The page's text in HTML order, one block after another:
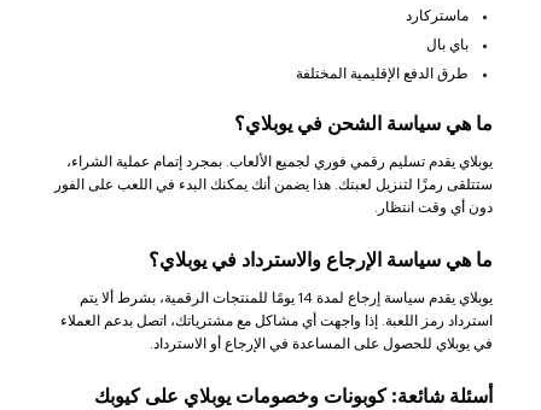
ماستركارد
باي بال
طرق الدفع الإقليمية المختلفة
ما هي سياسة الشحن في يوبلاي؟
يوبلاي يقدم تسليم رقمي فوري لجميع الألعاب. بمجرد إتمام عملية الشراء،
ستتلقى رمزًا لتنزيل لعبتك. هذا يضمن أنك يمكنك البدء في اللعب على الفور
دون أي وقت انتظار.
ما هي سياسة الإرجاع والاسترداد في يوبلاي؟
يوبلاي يقدم سياسة إرجاع لمدة 14 يومًا للمنتجات الرقمية، بشرط ألا يتم
استرداد رمز اللعبة. إذا واجهت أي مشاكل مع مشترياتك، اتصل بدعم العملاء
في يوبلاي للحصول على المساعدة في الإرجاع أو الاسترداد.
أسئلة شائعة: كوبونات وخصومات يوبلاي على كيوبك